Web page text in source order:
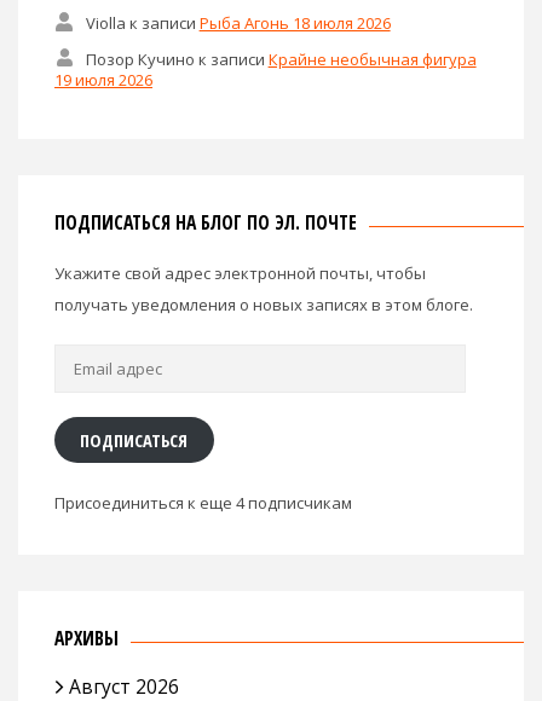
Violla к записи Рыба Агонь 18 июля 2026
Позор Кучино к записи Крайне необычная фигура
19 июля 2026
ПОДПИСАТЬСЯ НА БЛОГ ПО ЭЛ. ПОЧТЕ
Укажите свой адрес электронной почты, чтобы
получать уведомления о новых записях в этом блоге.
Email
ПОДПИСАТЬСЯ
Присоединиться к еще 4 подписчикам
АРХИВЫ
Август 2026